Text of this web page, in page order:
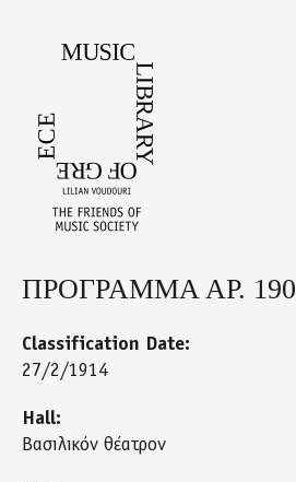
Back
top
ΠΡΟΓΡΑΜΜΑ ΑΡ. 190
Classification Date:
27/2/1914
Hall:
Βασιλικόν θέατρον